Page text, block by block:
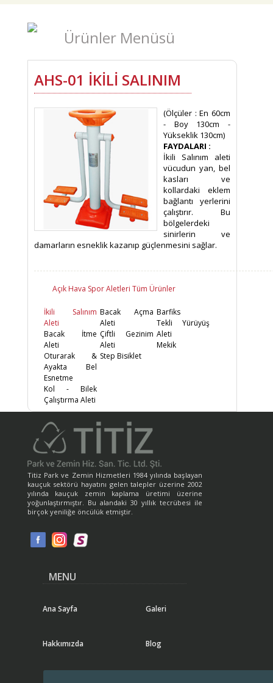
Ürünler Menüsü
AHS-01 İKİLİ SALINIM
(Ölçüler : En 60cm
- Boy 130cm -
Yükseklik 130cm)
FAYDALARI :
İkili Salınım aleti
vücudun yan, bel
kasları ve
kollardaki eklem
bağlantı yerlerini
çalıştırır. Bu
bölgelerdeki
sinirlerin ve
damarların esneklik kazanıp güçlenmesini sağlar.
Açık Hava Spor Aletleri Tüm Ürünler
İkili Salınım
Aleti
Bacak İtme
Aleti
Oturarak &
Ayakta Bel
Esnetme
Kol - Bilek
Çalıştırma Aleti
Bacak Açma
Aleti
Çiftli Gezinim
Aleti
Step Bisiklet
Barfiks
Tekli Yürüyüş
Aleti
Mekik
Titiz Park ve Zemin Hizmetleri 1984 yılında başlayan
kauçuk sektörü hayatını gelen talepler üzerine 2002
yılında kauçuk zemin kaplama üretimi üzerine
yoğunlaştırmıştır. Bu alandaki 30 yıllık tecrübesi ile
birçok yeniliğe öncülük etmiştir.
MENU
Ana Sayfa
Hakkımızda
Galeri
Blog